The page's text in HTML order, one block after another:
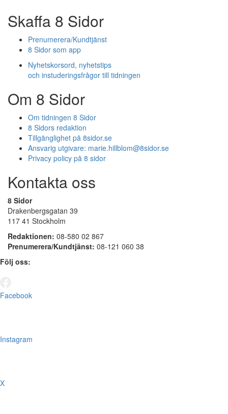
Skaffa 8 Sidor
Prenumerera/Kundtjänst
8 Sidor som app
Nyhetskorsord, nyhetstips
och instuderingsfrågor till tidningen
Om 8 Sidor
Om tidningen 8 Sidor
8 Sidors redaktion
Tillgänglighet på 8sidor.se
Ansvarig utgivare: marie.hillblom@8sidor.se
Privacy policy på 8 sidor
Kontakta oss
8 Sidor
Drakenbergsgatan 39
117 41 Stockholm
Redaktionen: 08-580 02 867
Prenumerera/Kundtjänst: 08-121 060 38
Följ oss:
Facebook
Instagram
X